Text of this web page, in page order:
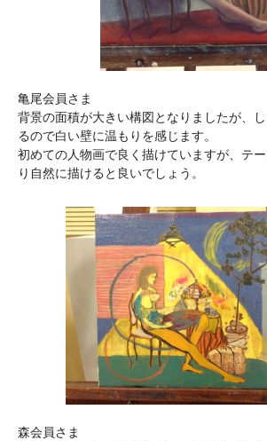
亀尾会員さま
背景の面積が大きい構図となりましたが、
るので白い壁に温もりを感じます。
初めての人物画で良く描けていますが、テ
り自然に描けると良いでしょう。
森会員さま